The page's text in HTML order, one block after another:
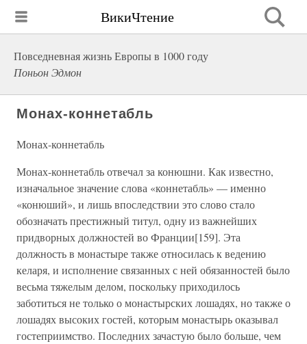
ВикиЧтение
Повседневная жизнь Европы в 1000 году
Поньон Эдмон
Монах-коннетабль
Монах-коннетабль
Монах-коннетабль отвечал за конюшни. Как известно,
изначальное значение слова «коннетабль» — именно
«конюший», и лишь впоследствии это слово стало
обозначать престижный титул, одну из важнейших
придворных должностей во Франции[159]. Эта
должность в монастыре также относилась к ведению
келаря, и исполнение связанных с ней обязанностей было
весьма тяжелым делом, поскольку приходилось
заботиться не только о монастырских лошадях, но также о
лошадях высоких гостей, которым монастырь оказывал
гостеприимство. Последних зачастую было больше, чем